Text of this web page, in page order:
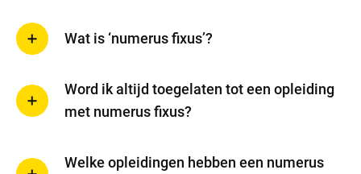
Wat is ‘numerus fixus’?
Word ik altijd toegelaten tot een opleiding
met numerus fixus?
Welke opleidingen hebben een numerus